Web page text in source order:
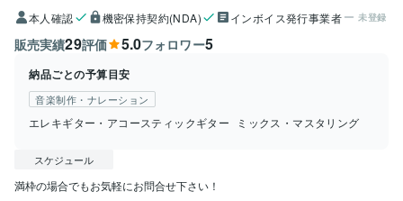
本人確認 機密保持契約(NDA) インボイス発行事業者 未登録
販売実績29評価 5.0フォロワー5
納品ごとの予算目安
音楽制作・ナレーション
エレキギター・アコースティックギター ミックス・マスタリング
スケジュール
満枠の場合でもお気軽にお問合せ下さい！